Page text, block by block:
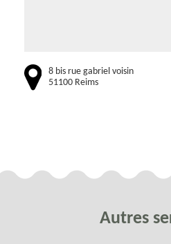
8 bis rue gabriel voisin
51100 Reims
Autres